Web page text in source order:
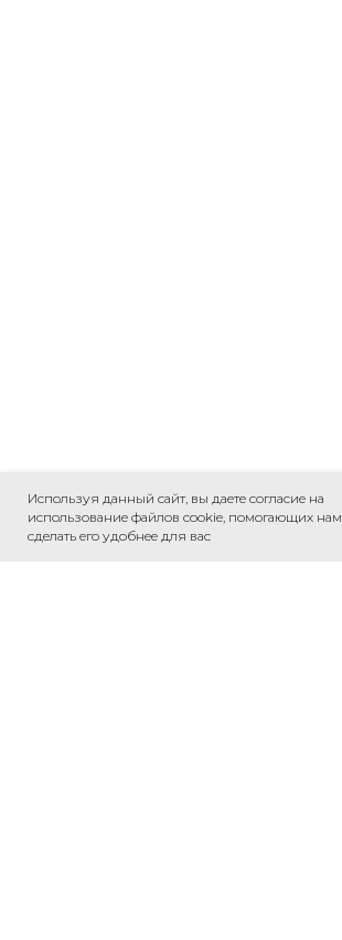
Используя данный сайт, вы даете согласие на
использование файлов cookie, помогающих нам
сделать его удобнее для вас